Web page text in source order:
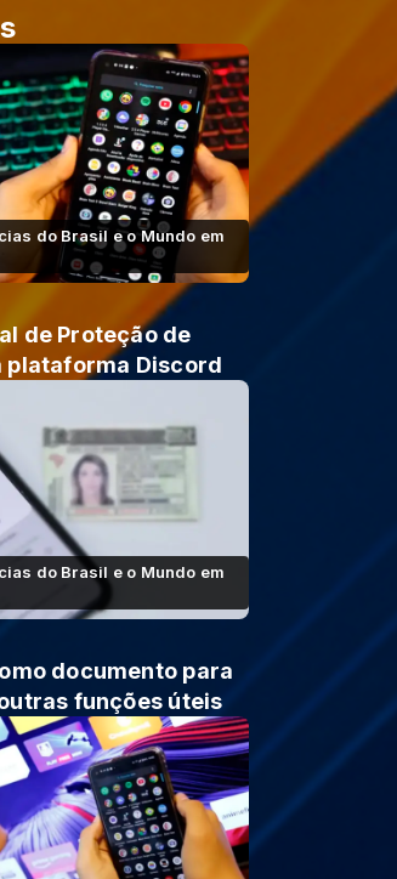
do Brasil e o Mundo em
de Proteção de
plataforma Discord
do Brasil e o Mundo em
documento para
funções úteis